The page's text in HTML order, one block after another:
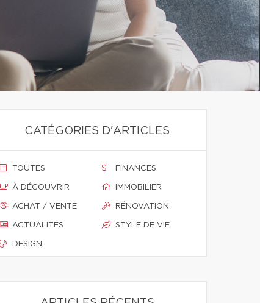
CATÉGORIES D'ARTICLES
TOUTES
À DÉCOUVRIR
ACHAT / VENTE
ACTUALITÉS
DESIGN
FINANCES
IMMOBILIER
RÉNOVATION
STYLE DE VIE